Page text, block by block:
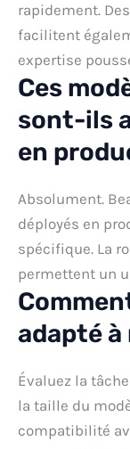
rapidement.
facilitent
expertise
Ces
sont-ils
en
Absolument.
déployés en
spécifique. La
permettent un
adapté
Évaluez la
la taille du
compatibilité